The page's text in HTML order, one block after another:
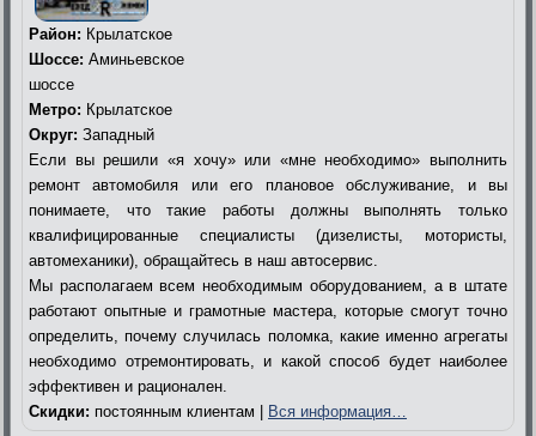
Район: Крылатское
Шоссе: Аминьевское
шоссе
Метро: Крылатское
Округ: Западный
Если вы решили «я хочу» или «мне необходимо» выполнить
ремонт автомобиля или его плановое обслуживание, и вы
понимаете, что такие работы должны выполнять только
квалифицированные специалисты (дизелисты, мотористы,
автомеханики), обращайтесь в наш автосервис.
Мы располагаем всем необходимым оборудованием, а в штате
работают опытные и грамотные мастера, которые смогут точно
определить, почему случилась поломка, какие именно агрегаты
необходимо отремонтировать, и какой способ будет наиболее
эффективен и рационален.
Скидки: постоянным клиентам | Вся информация…